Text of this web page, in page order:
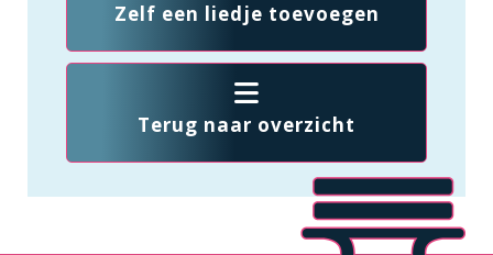
Zelf een liedje toevoegen
Terug naar overzicht